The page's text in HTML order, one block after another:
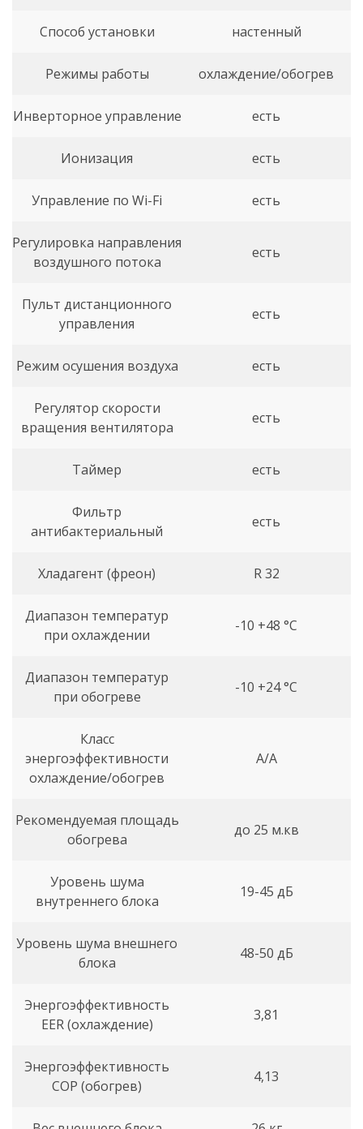
Способ установки настенный
Режимы работы охлаждение/обогрев
Инверторное управление есть
Ионизация есть
Управление по Wi-Fi есть
Регулировка направления
воздушного потока
есть
Пульт дистанционного
управления
есть
Режим осушения воздуха есть
Регулятор скорости
вращения вентилятора
есть
Таймер есть
Фильтр
антибактериальный
есть
Хладагент (фреон) R 32
Диапазон температур
при охлаждении
-10 +48 °C
Диапазон температур
при обогреве
-10 +24 °C
Класс
энергоэффективности
охлаждение/обогрев
A/A
Рекомендуемая площадь
обогрева
до 25 м.кв
Уровень шума
внутреннего блока
19-45 дБ
Уровень шума внешнего
блока
48-50 дБ
Энергоэффективность
EER (охлаждение)
3,81
Энергоэффективность
COP (обогрев)
4,13